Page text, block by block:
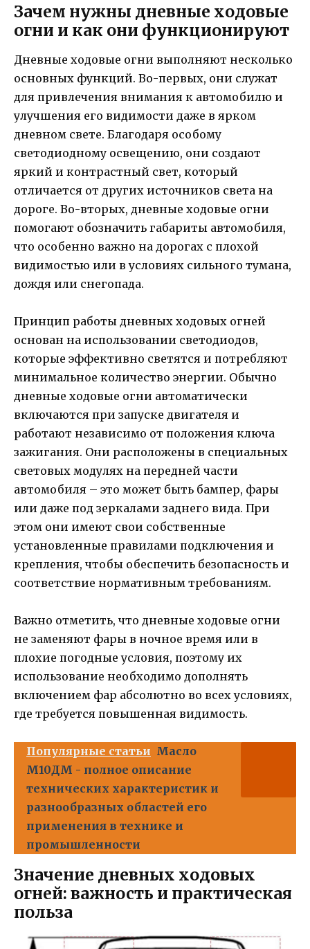
Зачем нужны дневные ходовые
огни и как они функционируют
Дневные ходовые огни выполняют несколько
основных функций. Во-первых, они служат
для привлечения внимания к автомобилю и
улучшения его видимости даже в ярком
дневном свете. Благодаря особому
светодиодному освещению, они создают
яркий и контрастный свет, который
отличается от других источников света на
дороге. Во-вторых, дневные ходовые огни
помогают обозначить габариты автомобиля,
что особенно важно на дорогах с плохой
видимостью или в условиях сильного тумана,
дождя или снегопада.
Принцип работы дневных ходовых огней
основан на использовании светодиодов,
которые эффективно светятся и потребляют
минимальное количество энергии. Обычно
дневные ходовые огни автоматически
включаются при запуске двигателя и
работают независимо от положения ключа
зажигания. Они расположены в специальных
световых модулях на передней части
автомобиля – это может быть бампер, фары
или даже под зеркалами заднего вида. При
этом они имеют свои собственные
установленные правилами подключения и
крепления, чтобы обеспечить безопасность и
соответствие нормативным требованиям.
Важно отметить, что дневные ходовые огни
не заменяют фары в ночное время или в
плохие погодные условия, поэтому их
использование необходимо дополнять
включением фар абсолютно во всех условиях,
где требуется повышенная видимость.
Популярные статьи Масло
М10ДМ - полное описание
технических характеристик и
разнообразных областей его
применения в технике и
промышленности
Значение дневных ходовых
огней: важность и практическая
польза